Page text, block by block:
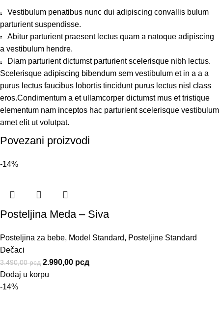
Vestibulum penatibus nunc dui adipiscing convallis bulum
parturient suspendisse.
Abitur parturient praesent lectus quam a natoque adipiscing
a vestibulum hendre.
Diam parturient dictumst parturient scelerisque nibh lectus.
Scelerisque adipiscing bibendum sem vestibulum et in a a a
purus lectus faucibus lobortis tincidunt purus lectus nisl class
eros.Condimentum a et ullamcorper dictumst mus et tristique
elementum nam inceptos hac parturient scelerisque vestibulum
amet elit ut volutpat.
Povezani proizvodi
-14%
Posteljina Meda – Siva
Posteljina za bebe, Model Standard, Posteljine Standard
Dečaci
3.490,00рсд 2.990,00 рсд
Dodaj u korpu
-14%